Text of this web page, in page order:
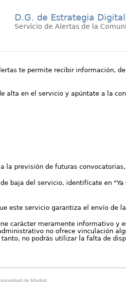
D.G. de Estrategia Digital
Servicio de Alertas de la
te permite recibir información,
alta en el servicio y apúntate a la
la previsión de futuras
baja del servicio, identifícate en
este servicio garantiza el envío de
carácter meramente informativo y
no ofrece vinculación
tanto, no podrás utilizar la falta de
de Madrid.